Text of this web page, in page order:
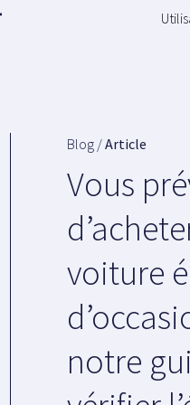
Blog /Article
Vous
voiture
notre